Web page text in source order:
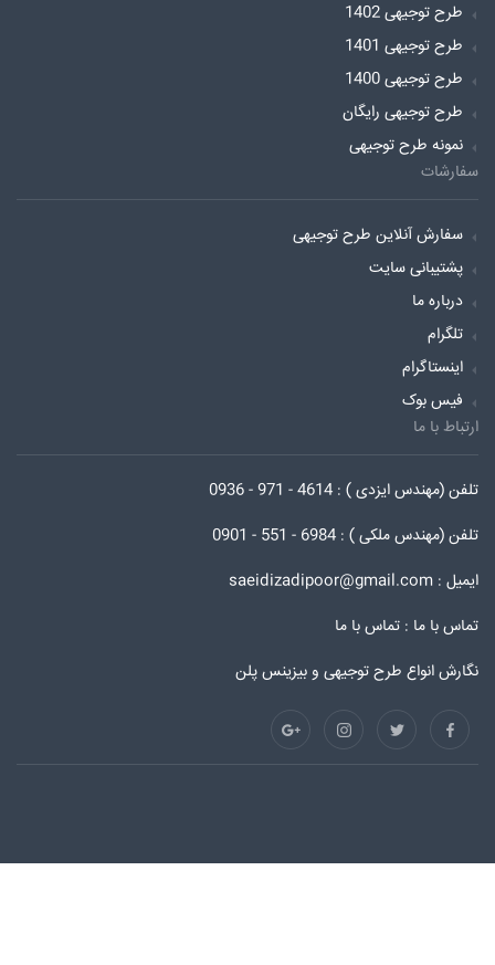
طرح توجیهی 1402
طرح توجیهی 1401
طرح توجیهی 1400
طرح توجیهی رایگان
نمونه طرح توجیهی
سفارشات
سفارش آنلاین طرح توجیهی
پشتیبانی سایت
درباره ما
تلگرام
اینستاگرام
فیس بوک
ارتباط با ما
تلفن (مهندس ایزدی ) : 4614 - 971 - 0936
تلفن (مهندس ملکی ) : 6984 - 551 - 0901
ایمیل : saeidizadipoor@gmail.com
تماس با ما : تماس با ما
نگارش انواع طرح توجیهی و بیزینس پلن